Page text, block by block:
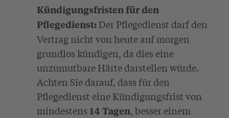
Kündigungsfristen für den
Pflegedienst:Der Pflegedienst darf den
Vertrag nicht von heute auf morgen
grundlos kündigen, da dies eine
unzumutbare Härte darstellen würde.
Achten Sie darauf, dass für den
Pflegedienst eine Kündigungsfrist von
mindestens 14 Tagen, besser einem